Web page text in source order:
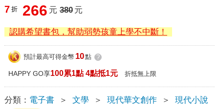
7 折 266 元 380 元
認購希望書包，幫助弱勢孩童上學不中斷！
預計最高可得金幣 10點 ?
HAPPY GO享100累1點 4點抵1元 折抵無上限
分類： 電子書 ＞ 文學 ＞ 現代華文創作 ＞ 現代小說